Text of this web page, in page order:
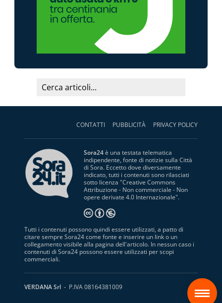
CONTATTI PUBBLICITÀ PRIVACY POLICY
Sora24è una testata telematica
indipendente, fonte di notizie sulla Città
di Sora. Eccetto dove diversamente
indicato, tutti i contenuti sono rilasciati
sotto licenza "Creative Commons
Attribuzione - Non commerciale - Non
opere derivate 4.0 Internazionale".
Tutti i contenuti possono quindi essere utilizzati, a patto di
citare sempre Sora24 come fonte e inserire un link o un
collegamento visibile alla pagina dell'articolo. In nessun caso i
contenuti di Sora24 possono essere utilizzati per scopi
commerciali.
VERDANA Srl - P.IVA 08164381009